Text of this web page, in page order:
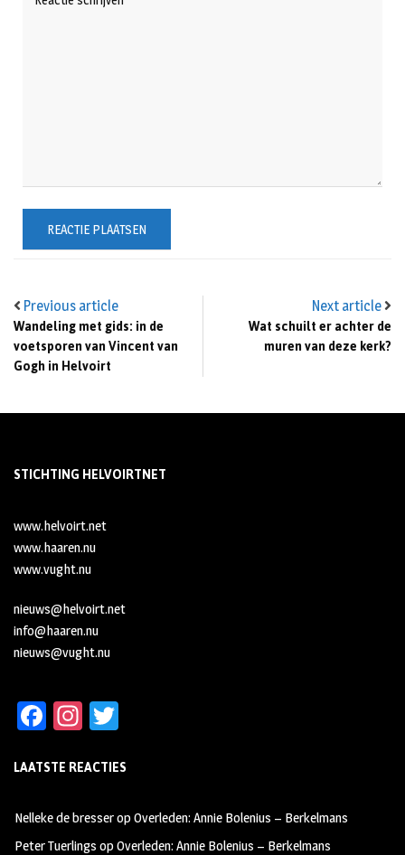
Previous article
Wandeling met gids: in de
voetsporen van Vincent van
Gogh in Helvoirt
Next article
Wat schuilt er achter de
muren van deze kerk?
STICHTING HELVOIRTNET
www.helvoirt.net
www.haaren.nu
www.vught.nu
nieuws@helvoirt.net
info@haaren.nu
nieuws@vught.nu
Fa
b
oo
k
In
ag
m
tt
LAATSTE REACTIES
Nelleke de bresseropOverleden: Annie Bolenius – Berkelmans
Peter Tuerlings opOverleden: Annie Bolenius – Berkelmans